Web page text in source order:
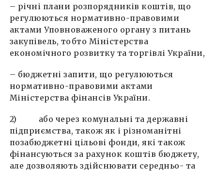
– річні плани розпорядників коштів, що
регулюються нормативно-правовими
актами Уповноваженого органу з питань
закупівель, тобто Міністерства
економічного розвитку та торгівлі України,
– бюджетні запити, що регулюються
нормативно-правовими актами
Міністерства фінансів України.
2) або через комунальні та державні
підприємства, також як і різноманітні
позабюджетні цільові фонди, які також
фінансуються за рахунок коштів бюджету,
але дозволяють здійснювати середньо- та